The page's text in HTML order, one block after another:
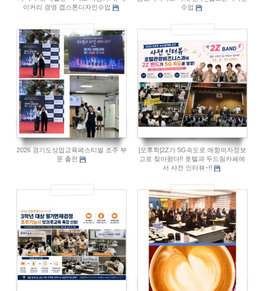
이커리 경영 캡스톤디자인수업
수업
103
2026 경기도상업교육페스티벌 조주 부
문 출전
98
[오후학]2Z가 5G속도로 매향여자정보
고로 찾아왔다!! 호텔과 두드림카페에
서 사전 인터뷰~!!
91 101